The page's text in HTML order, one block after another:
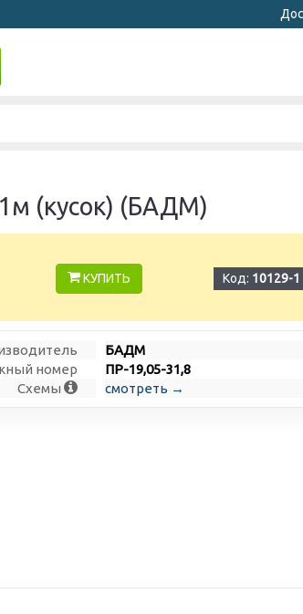
(кусок) (БАДМ)
КУПИТЬ Код: 10129-1
БАДМ
номер
ПР-19,05-31,8
Схемы
смотреть →